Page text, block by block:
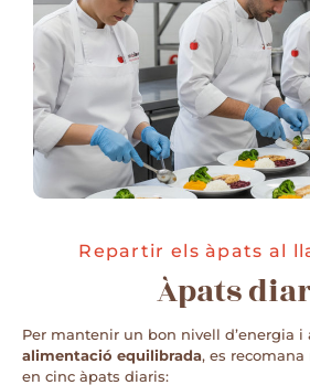
Repartir els àpats al
Àpats
Per mantenir un bon nivell d’energia i
alimentació equilibrada, es
en cinc àpats diaris: